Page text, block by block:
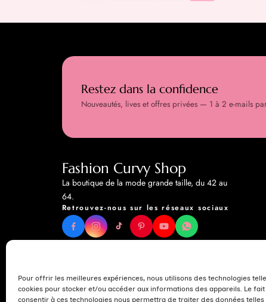
Pour offrir les meilleures expériences, nous utilisons des technologies
cookies pour stocker et/ou accéder aux informations des appareils. Le
consentir à ces technologies nous permettra de traiter des données telles
Restez dans la confidence
Nouveautés, lives et offres privées — 1 à 2 e-mails
Fashion Curvy Shop
La boutique de la mode grande taille, du 42 au
64.
Retrouvez-nous sur les réseaux sociaux